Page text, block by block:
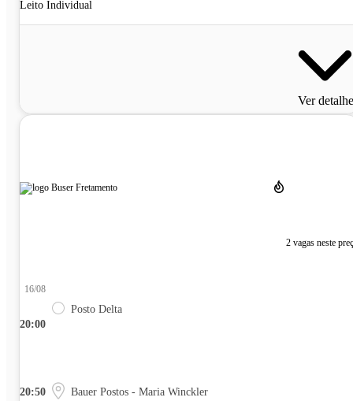
Leito Individual
Ver
2 vagas neste
20:00
16/08
Posto Delta
20:50 Bauer Postos - Maria Winckler